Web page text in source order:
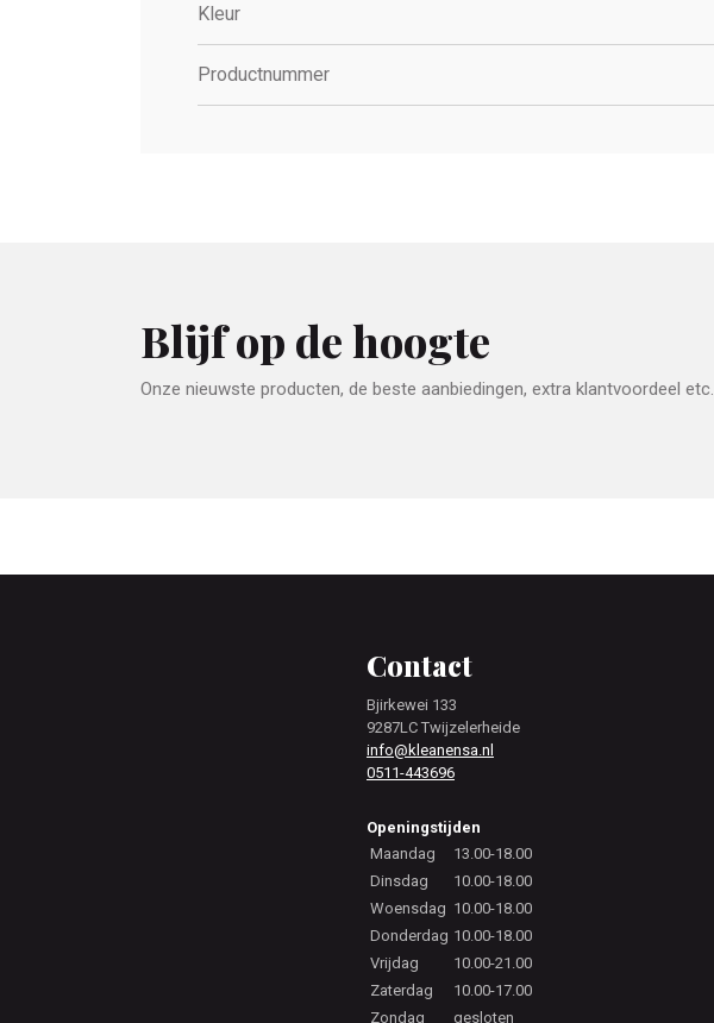
Kleur
Productnummer
Blijf op de hoogte
Onze nieuwste producten, de beste aanbiedingen, extra klantvoordeel etc.
Contact
Bjirkewei 133
9287LC Twijzelerheide
info@kleanensa.nl
0511-443696
Openingstijden
Maandag
13.00-18.00
Dinsdag
10.00-18.00
Woensdag 10.00-18.00
Donderdag 10.00-18.00
Vrijdag
10.00-21.00
Zaterdag
10.00-17.00
Zondag
gesloten